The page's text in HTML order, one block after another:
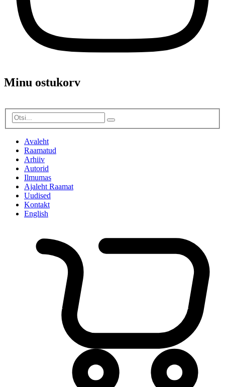
Minu ostukorv
Avaleht
Raamatud
Arhiiv
Autorid
Ilmumas
Ajaleht Raamat
Uudised
Kontakt
English